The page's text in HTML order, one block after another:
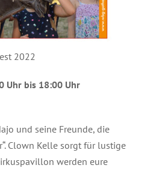
2022
Uhr bis 18:00 Uhr
und seine Freunde, die
Clown Kelle sorgt für lustige
werden eure